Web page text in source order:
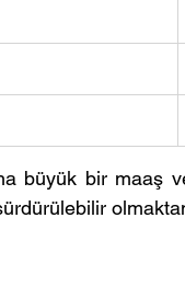
büyük bir maaş